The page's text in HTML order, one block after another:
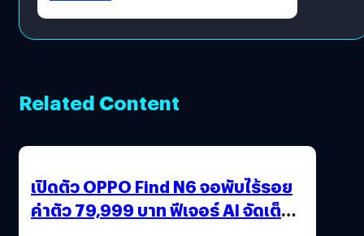
Related Content
เปิดตัว OPPO Find N6 จอพับไร้รอย
ค่าตัว 79,999 บาท ฟีเจอร์ AI จัดเต็ม